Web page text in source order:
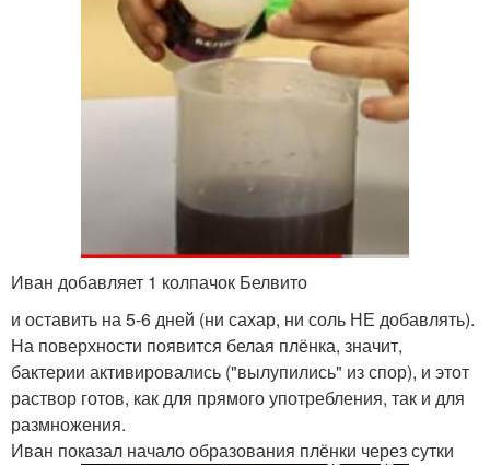
Иван добавляет 1 колпачок Белвито
и оставить на 5-6 дней (ни сахар, ни соль НЕ добавлять).
На поверхности появится белая плёнка, значит,
бактерии активировались ("вылупились" из спор), и этот
раствор готов, как для прямого употребления, так и для
размножения.
Иван показал начало образования плёнки через сутки